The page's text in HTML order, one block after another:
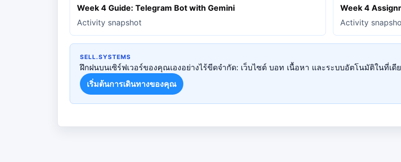
Week 4 Guide: Telegram Bot with Gemini
Activity snapshot
Week 4
Activity
SELL.SYSTEMS
ฝึกฝนบนเซิร์ฟเวอร์ของคุณเองอย่างไร้ขีดจำกัด: เว็บไซต์ บอท เนื้อหา และระบบอัตโนมัติในที่เดี
เริ่มต้นการเดินทางของคุณ